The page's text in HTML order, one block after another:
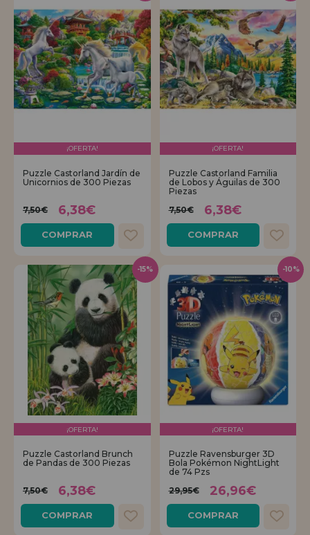
¡OFERTA!
Puzzle Castorland Jardín de
Unicornios de 300 Piezas
7,50€ 6,38€
COMPRAR
¡OFERTA!
Puzzle Castorland Familia
de Lobos y Águilas de 300
Piezas
7,50€
6,38€
COMPRAR
¡OFERTA!
Puzzle Castorland Brunch
de Pandas de 300 Piezas
7,50€ 6,38€
COMPRAR
-15%
¡OFERTA!
Puzzle Ravensburger 3D
Bola Pokémon NightLight
de 74 Pzs
29,95€
26,96€
COMPRAR
-10%